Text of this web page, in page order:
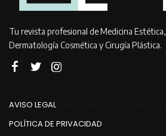
Tu revista profesional de Medicina Estética,
Dermatología Cosmética y Cirugía Plástica.
AVISO LEGAL
POLÍTICA DE PRIVACIDAD